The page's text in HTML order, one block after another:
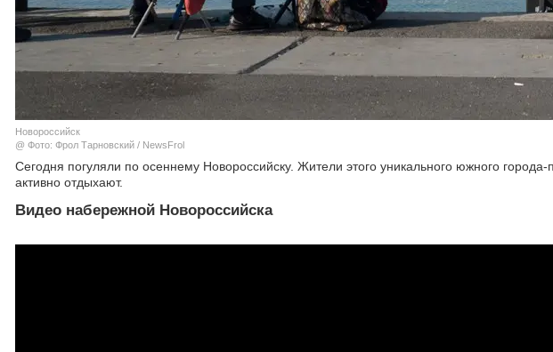
Новороссийск
@ Фото: Фрол Тарновский / NewsFrol
Сегодня погуляли по осеннему Новороссийску. Жители этого уникального южного
активно отдыхают.
Видео набережной Новороссийска